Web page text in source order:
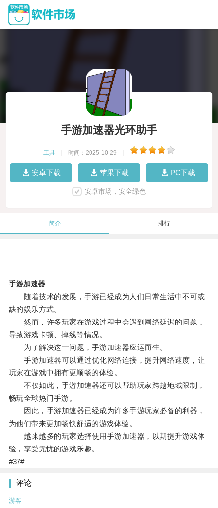
手游加速器光环助手
工具 时间：2025-10-29
安卓下载 苹果下载 PC下载
安卓市场，安全绿色
简介 排行
手游加速器
随着技术的发展，手游已经成为人们日常生活中不可或
缺的娱乐方式。
然而，许多玩家在游戏过程中会遇到网络延迟的问题，
导致游戏卡顿、掉线等情况。
为了解决这一问题，手游加速器应运而生。
手游加速器可以通过优化网络连接，提升网络速度，让
玩家在游戏中拥有更顺畅的体验。
不仅如此，手游加速器还可以帮助玩家跨越地域限制，
畅玩全球热门手游。
因此，手游加速器已经成为许多手游玩家必备的利器，
为他们带来更加畅快舒适的游戏体验。
越来越多的玩家选择使用手游加速器，以期提升游戏体
验，享受无忧的游戏乐趣。
#37#
评论
游客